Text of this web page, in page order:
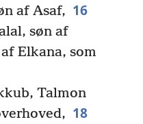
af Asaf, 16
søn af
Elkana, som
Talmon
18